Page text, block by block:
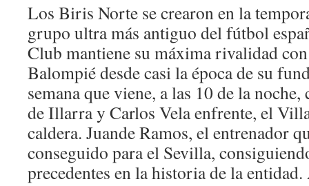
Los Biris Norte se crearon en la
grupo ultra más antiguo del fútbol
Club mantiene su máxima rivalidad
Balompié desde casi la época de su
semana que viene, a las 10 de la
de Illarra y Carlos Vela enfrente, el
caldera. Juande Ramos, el entrenador
conseguido para el Sevilla,
precedentes en la historia de la